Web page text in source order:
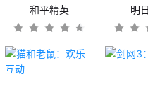
和平精英 明